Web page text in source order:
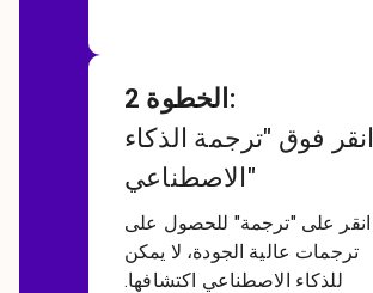
الخطوة 2 :
انقر فوق "ترجمة الذكاء
الاصطناعي"
انقر على "ترجمة" للحصول على
ترجمات عالية الجودة، لا يمكن
للذكاء الاصطناعي اكتشافها.